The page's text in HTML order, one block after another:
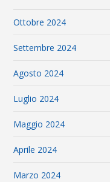
Ottobre 2024
Settembre 2024
Agosto 2024
Luglio 2024
Maggio 2024
Aprile 2024
Marzo 2024